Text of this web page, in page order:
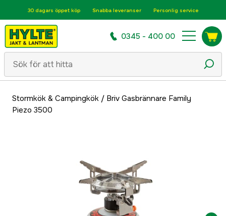
30 dagars öppet köp Snabba leveranser Personlig service
0345 - 400 00
Stormkök & Campingkök / Briv Gasbrännare Family
Piezo 3500